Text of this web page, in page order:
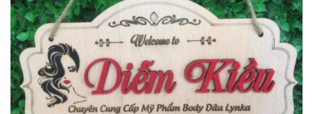
Làm Biển
Mica Tại Vinh Lấy
Làm biển
tại Vinh Nghệ An